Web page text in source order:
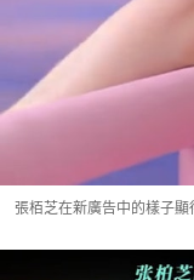
張栢芝在新廣告中的樣子顯